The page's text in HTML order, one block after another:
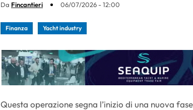
Da Fincantieri 06/07/2026 - 12:00
Finanza Yacht industry
Questa operazione segna l’inizio di una nuova